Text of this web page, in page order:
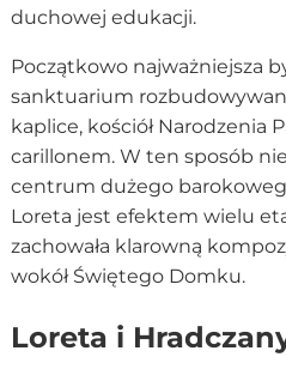
duchowej edukacji.
Początkowo najważniejsza
sanktuarium
kaplice, kościół Narodzenia
carillonem. W ten sposób
centrum dużego
Loreta jest efektem wielu
zachowała klarowną
wokół Świętego Domku.
Loreta i